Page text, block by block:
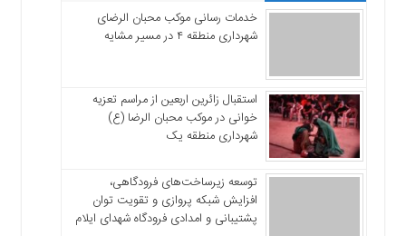
خدمات رسانی موکب محبان الرضای
شهرداری منطقه ۴ در مسیر مشایه
استقبال زائرین اربعین از مراسم تعزیه
خوانی در موکب محبان الرضا (ع)
شهرداری منطقه یک
توسعه زیرساخت‌های فرودگاهی،
افزایش شبکه پروازی و تقویت توان
پشتیبانی و امدادی فرودگاه شهدای ایلام